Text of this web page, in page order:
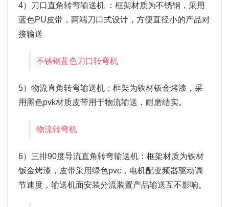
4）刀口直角转弯输送机 ：框架材质为不锈钢，采用
蓝色PU皮带，两端刀口式设计，方便直径小的产品对
接输送
不锈钢蓝色刀口转弯机
5）物流直角转弯输送机：框架为铁材钣金烤漆，采
用黑色pvk材质皮带用于物流输送，耐磨结实。
物流转弯机
6）三排90度导流直角转弯输送机：框架材质为铁材
钣金烤漆，皮带采用绿色pvc，电机配变频器驱动调
节速度，输送机面安装分流装置产品输送互不影响。